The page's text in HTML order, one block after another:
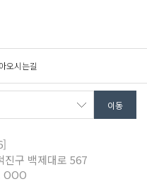
오시는길
진구 백제대로 567
OOO